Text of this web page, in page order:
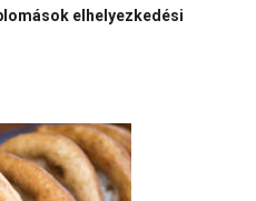
elhelyezkedési